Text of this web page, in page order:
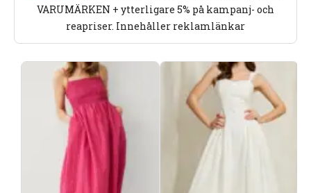
VARUMÄRKEN + ytterligare 5% på kampanj- och
reapriser. Innehåller reklamlänkar